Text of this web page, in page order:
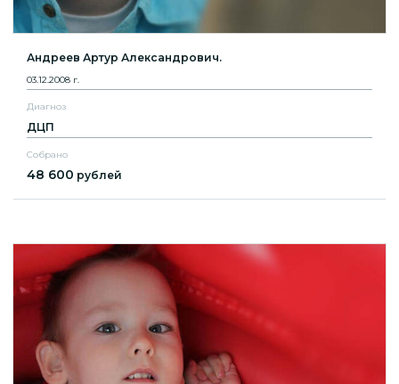
Андреев Артур Александрович.
03.12.2008 г.
Диагноз
ДЦП
Собрано
48 600 рублей